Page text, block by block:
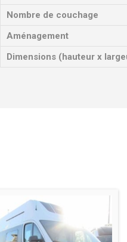
Nombre de couchage
Aménagement
Dimensions (hauteur x